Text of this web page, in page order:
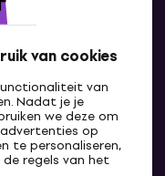
van cookies
van
Nadat je je
we deze om
op
te personaliseren,
regels van het